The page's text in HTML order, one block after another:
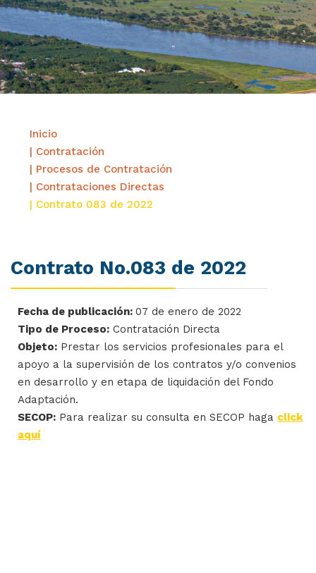
Inicio
| Contratación
| Procesos de Contratación
| Contrataciones Directas
| Contrato 083 de 2022
Contrato No.083 de 2022
Fecha de publicación: 07 de enero de 2022
Tipo de Proceso: Contratación Directa
Objeto: Prestar los servicios profesionales para el
apoyo a la supervisión de los contratos y/o convenios
en desarrollo y en etapa de liquidación del Fondo
Adaptación.
SECOP: Para realizar su consulta en SECOP haga click
aquí